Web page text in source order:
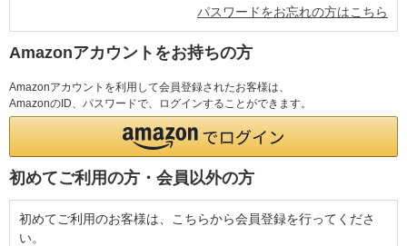
パスワードをお忘れの方はこちら
Amazonアカウントをお持ちの方
Amazonアカウントを利用して会員登録されたお客様は、
AmazonのID、パスワードで、ログインすることができます。
初めてご利用の方・会員以外の方
初めてご利用のお客様は、こちらから会員登録を行ってくださ
い。